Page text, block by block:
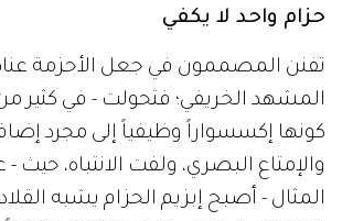
حزام واحد لا يكفي
تفنن المصممون في جعل الأحزمة
المشهد الخريفي؛ فتحولت - في كثير
كونها إكسسواراً وظيفياً إلى مجرد
والإمتاع البصري، ولفت الانتباه، حيث
المثال - أصبح إبزيم الحزام يشبه